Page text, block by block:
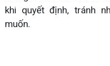
khi quyết định, tránh
muốn.